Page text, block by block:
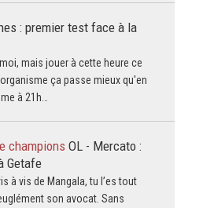
: premier test face à la
mais jouer à cette heure ce
ça passe mieux qu'en
à 21h…
champions OL - Mercato :
Getafe
à vis de Mangala, tu l’es tout
son avocat. Sans